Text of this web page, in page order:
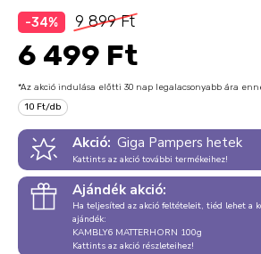
-34% 9 899 Ft
6 499 Ft
*Az akció indulása előtti 30 nap legalacsonyabb ára
10 Ft/db
Akció: Giga Pampers hetek
Kattints az akció további termékeihez!
Ajándék akció:
Ha teljesíted az akció feltételeit, tiéd lehet a
ajándék:
KAMBLY6 MATTERHORN 100g
Kattints az akció részleteihez!